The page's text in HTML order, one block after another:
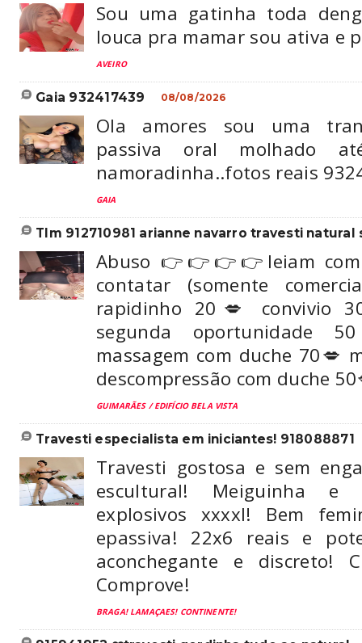
Sou uma gatinha toda
louca pra mamar sou ativa e
AVEIRO
gaia 932417439 08/08/2026
Ola amores sou uma
passiva oral molhado
namoradinha..fotos reais
GAIA
tlm 912710981 arianne navarro travesti natural
Abuso 👉👉👉👉leiam
contatar (somente
rapidinho 20💋 convivio
segunda oportunidade
massagem com duche 70💋
descompressão com duche
GUIMARÃES / EDIFÍCIO BELA VISTA
travesti especialista em iniciantes! 918088871
Travesti gostosa e sem
escultural! Meiguinha e
explosivos xxxxl! Bem
epassiva! 22x6 reais e
aconchegante e discreto!
Comprove!
BRAGA! LAMAÇAES! CONTINENTE!